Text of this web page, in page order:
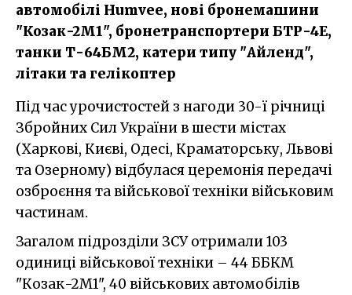
автомобілі Humvee, нові бронемашини
"Козак-2М1", бронетранспортери БТР-4Е,
танки Т-64БМ2, катери типу "Айленд",
літаки та гелікоптер
Під час урочистостей з нагоди 30-ї річниці
Збройних Сил України в шести містах
(Харкові, Києві, Одесі, Краматорську, Львові
та Озерному) відбулася церемонія передачі
озброєння та військової техніки військовим
частинам.
Загалом підрозділи ЗСУ отримали 103
одиниці військової техніки – 44 ББКМ
"Козак-2М1", 40 військових автомобілів